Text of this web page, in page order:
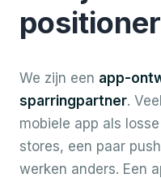
We zijn een app-
sparringpartner.
mobiele app als
stores, een paar
werken anders. Een